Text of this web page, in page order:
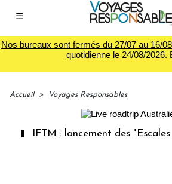
☰
Nos bureaux sont fermés du 27/07 au 16/
quotidienne le 24/08/2026.
Accueil > Voyages Responsables
IFTM : lancement des "Escales